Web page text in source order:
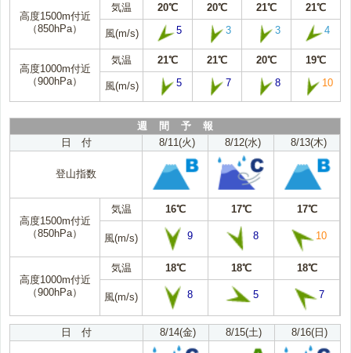
高度1500m付近
（850hPa）
気温 20℃ 20℃ 21℃ 21℃
風(m/s) 5 3 3 4
高度1000m付近
（900hPa）
気温 21℃ 21℃ 20℃ 19℃
風(m/s) 5 7 8 10
週 間 予 報
日 付
8/11(火) 8/12(水) 8/13(木)
登山指数
高度1500m付近
（850hPa）
気温 16℃ 17℃ 17℃
風(m/s) 9 8 10
高度1000m付近
（900hPa）
気温 18℃ 18℃ 18℃
風(m/s) 8 5 7
日 付 8/14(金) 8/15(土) 8/16(日)